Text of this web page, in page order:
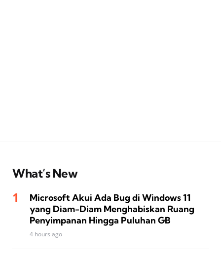
What’s New
Microsoft Akui Ada Bug di Windows 11
yang Diam-Diam Menghabiskan Ruang
Penyimpanan Hingga Puluhan GB
4 hours ago